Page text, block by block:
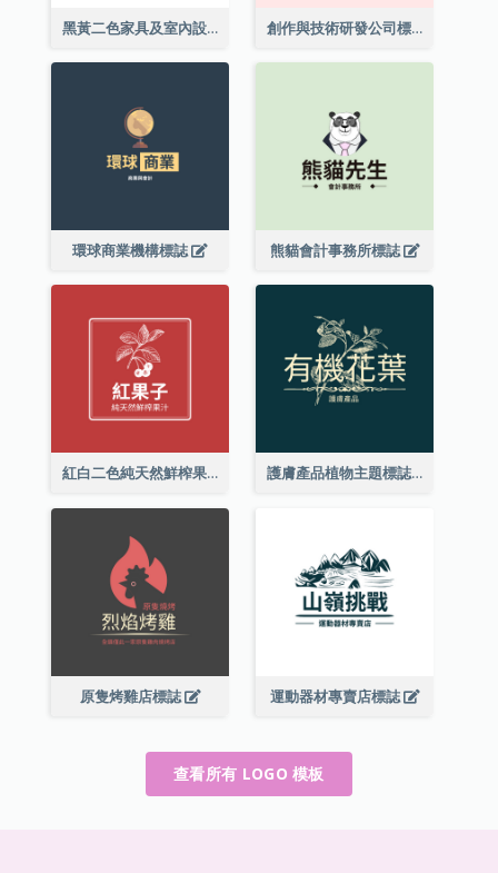
黑黃二色家具及室內設計標誌 創作與技術研發公司標誌
環球商業機構標誌 熊貓會計事務所標誌
紅白二色純天然鮮榨果汁標誌 護膚產品植物主題標誌
原隻烤雞店標誌 運動器材專賣店標誌
查看所有 LOGO 模板